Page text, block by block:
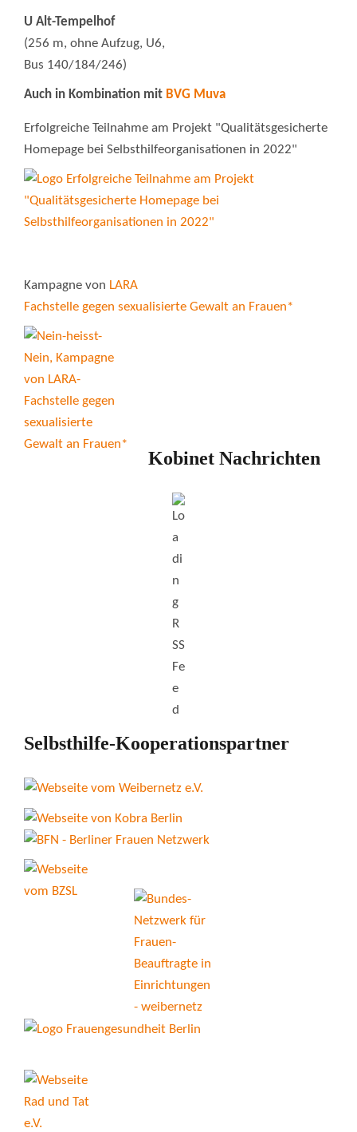
U Alt-Tempelhof
(256 m, ohne Aufzug, U6,
Bus 140/184/246)
Auch in Kombination mit BVG Muva
Erfolgreiche Teilnahme am Projekt "Qualitätsgesicherte
Homepage bei Selbsthilfeorganisationen in 2022"
Kampagne von LARA
Fachstelle gegen sexualisierte Gewalt an Frauen*
Kobinet Nachrichten
Selbsthilfe-Kooperationspartner